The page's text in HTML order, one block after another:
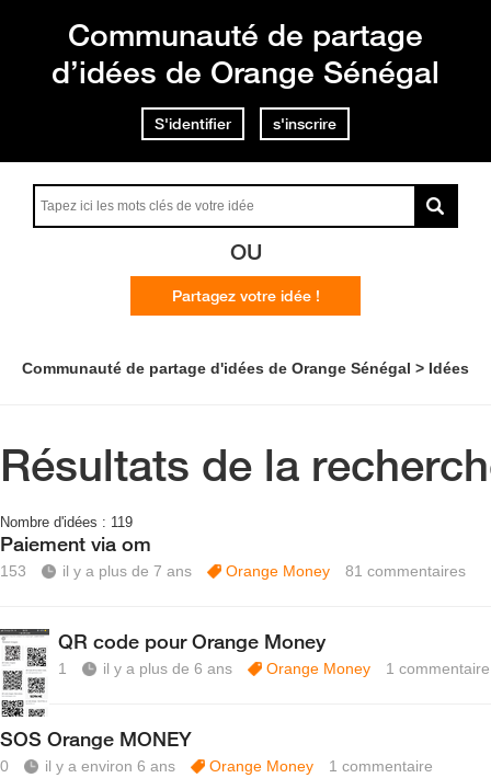
Communauté de partage
d’idées de Orange Sénégal
S'identifier s'inscrire
OU
Partagez votre idée !
Communauté de partage d'idées de Orange Sénégal Idées
Résultats de la
Nombre d'idées : 119
Paiement via om
153 il y a plus de 7 ans Orange Money 81 commentaires
QR code pour Orange Money
1 il y a plus de 6 ans Orange Money 1 commentaire
SOS Orange MONEY
0 il y a environ 6 ans Orange Money 1 commentaire